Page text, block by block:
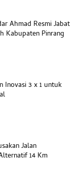
Ahmad Resmi Jabat
Kabupaten Pinrang
Inovasi 3 x 1 untuk
Jalan
14 Km